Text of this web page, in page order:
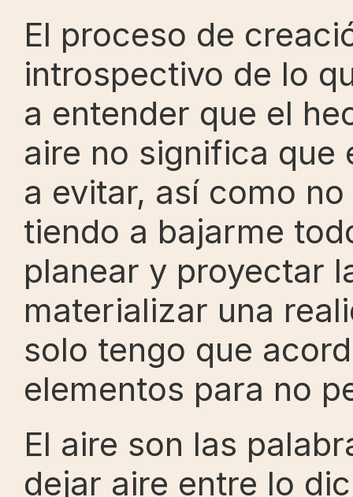
El proceso de
introspectivo de lo
a entender que el
aire no significa que
a evitar, así como
tiendo a bajarme
planear y proyectar
materializar una
solo tengo que
elementos para no
El aire son las
dejar aire entre lo